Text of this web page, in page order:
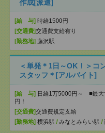
作成[派遣]
[給 与] 時給1500円
[交通費]交通費支給有り
[勤務地] 藤沢駅
＜単発＊1日～OK！＞コ
スタッフ＊[アルバイト]
[給 与] 日給1万5000円～ ■最大
円！
[交通費]交通費規定支給
[勤務地] 横浜駅 / みなとみらい駅 /